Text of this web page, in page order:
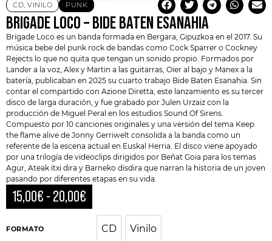
CD, VINILO PUNK
BRIGADE LOCO – BIDE BATEN ESANAHIA
Brigade Loco es un banda formada en Bergara, Gipuzkoa en el 2017. Su
música bebe del punk rock de bandas como Cock Sparrer o Cockney
Rejects lo que no quita que tengan un sonido propio. Formados por
Lander a la voz, Alex y Martin a las guitarras, Oier al bajo y Manex a la
batería, publicaban en 2025 su cuarto trabajo Bide Baten Esanahia. Sin
contar el compartido con Azione Diretta, este lanzamiento es su tercer
disco de larga duración, y fue grabado por Julen Urzaiz con la
producción de Miguel Peral en los estudios Sound Of Sirens.
Compuesto por 10 canciones originales y una versión del tema Keep
the flame alive de Jonny Gerriwelt consolida a la banda como un
referente de la escena actual en Euskal Herria. El disco viene apoyado
por una trilogía de videoclips dirigidos por Beñat Goia para los temas
Agur, Ateak itxi dira y Barneko disdira que narran la historia de un joven
pasando por diferentes etapas en su vida.
15,00€ - 20,00€
FORMATO CD Vinilo